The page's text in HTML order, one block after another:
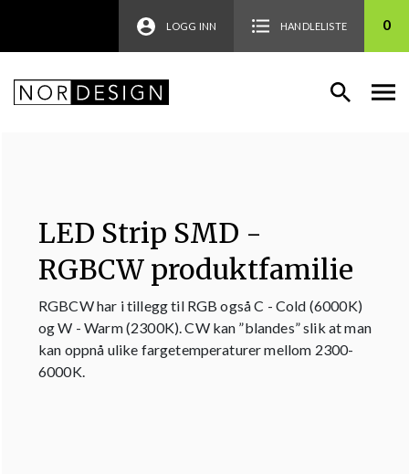
LOGG INN HANDLELISTE 0
LED Strip SMD -
RGBCW produktfamilie
RGBCW har i tillegg til RGB også C - Cold (6000K)
og W - Warm (2300K). CW kan ”blandes” slik at man
kan oppnå ulike fargetemperaturer mellom 2300-
6000K.